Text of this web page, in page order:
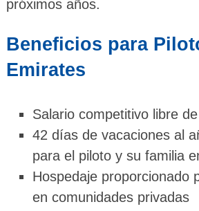
próximos años.
Beneficios para
Emirates
Salario competitivo libre
42 días de vacaciones al
para el piloto y su familia
Hospedaje proporcionado
en comunidades privadas